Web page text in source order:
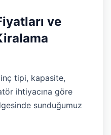
ve
tipi, kapasite,
ihtiyacına göre
sunduğumuz